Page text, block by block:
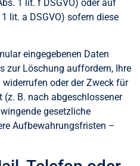
1 lit. f DSGVO) oder auf
lit. a DSGVO) sofern diese
eingegebenen Daten
zur Löschung auffordern, Ihre
oder der Zweck für
B. nach abgeschlossener
gesetzliche
Aufbewahrungsfristen –